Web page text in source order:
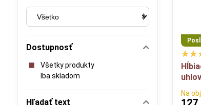
Na
Dostupnosť
Všetky produkty
Iba skladom
Hľadať text